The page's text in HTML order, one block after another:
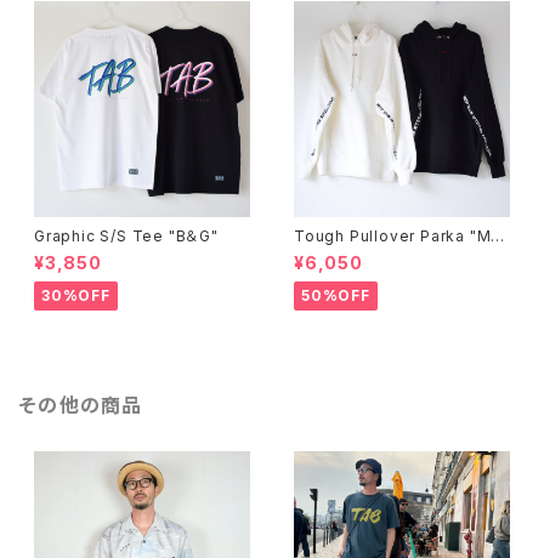
Graphic S/S Tee "B＆G"
¥3,850
30%OFF
Tough Pullover Parka "ME
SSAGE"
¥6,050
50%OFF
その他の商品